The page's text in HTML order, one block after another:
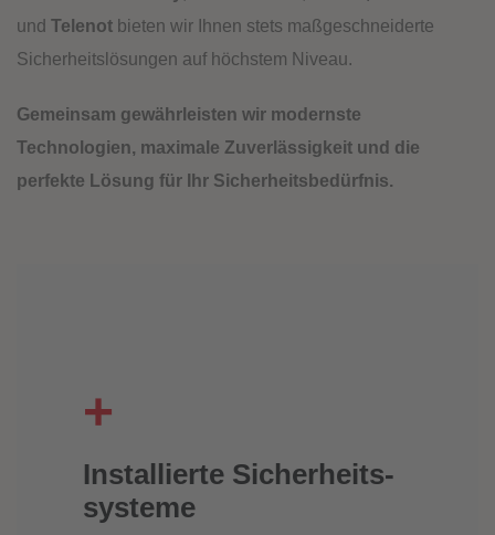
und Telenot bieten wir Ihnen stets maßgeschneiderte
Sicherheitslösungen auf höchstem Niveau.
Gemeinsam gewährleisten wir modernste
Technologien, maximale Zuverlässigkeit und die
perfekte Lösung für Ihr Sicherheitsbedürfnis.
+
Installierte Sicherheits-
systeme